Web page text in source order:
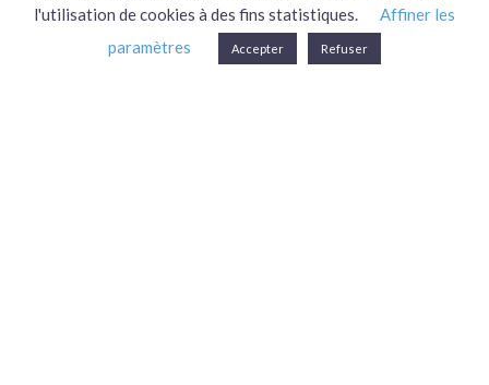
Économie / Gestion
Environnement
l'utilisation de cookies à des fins statistiques.
Affiner les
paramètres
Accepter Refuser